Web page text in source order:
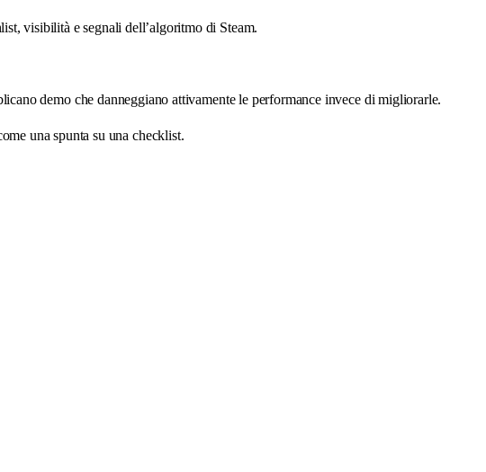
visibilità e segnali dell’algoritmo di Steam.
demo che danneggiano attivamente le performance invece di migliorarle.
una spunta su una checklist.